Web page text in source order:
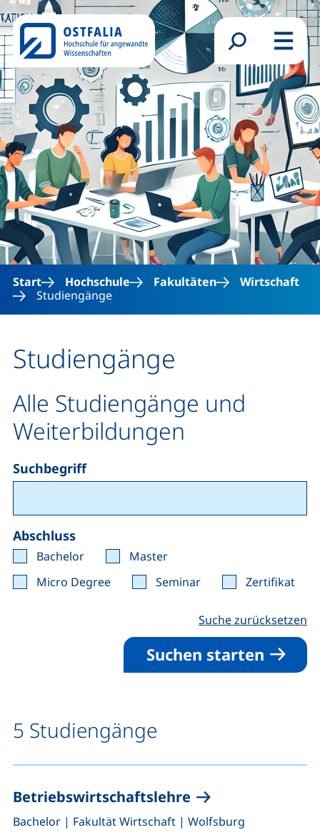
Direkt zum Inhalt
Suchformular
Menü
Start Hochschule Fakultäten
Wirtschaft
Studiengänge
Studiengänge
Alle Studiengänge und
Weiterbildungen
Suchbegriff
Abschluss
Bachelor
Master
Micro Degree
Seminar Zertifikat
Suche zurücksetzen
Suchen starten
5 Studiengänge
Betriebswirtschaftslehre
Bachelor, | Fakultät Wirtschaft, | Wolfsburg